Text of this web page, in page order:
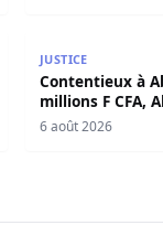
JUSTICE
Contentieux à
millions F CFA,
sociaux
6 août 2026